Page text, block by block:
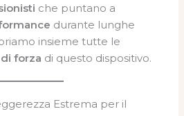
che puntano a
durante lunghe
insieme tutte le
forza di questo dispositivo.
Estrema per il